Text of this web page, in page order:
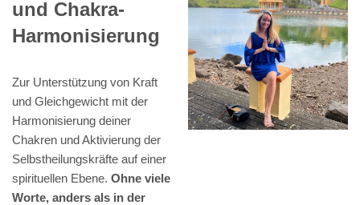
und Chakra-
Harmonisierung
Zur Unterstützung von Kraft
und Gleichgewicht mit der
Harmonisierung deiner
Chakren und Aktivierung der
Selbstheilungskräfte auf einer
spirituellen Ebene. Ohne viele
Worte, anders als in der